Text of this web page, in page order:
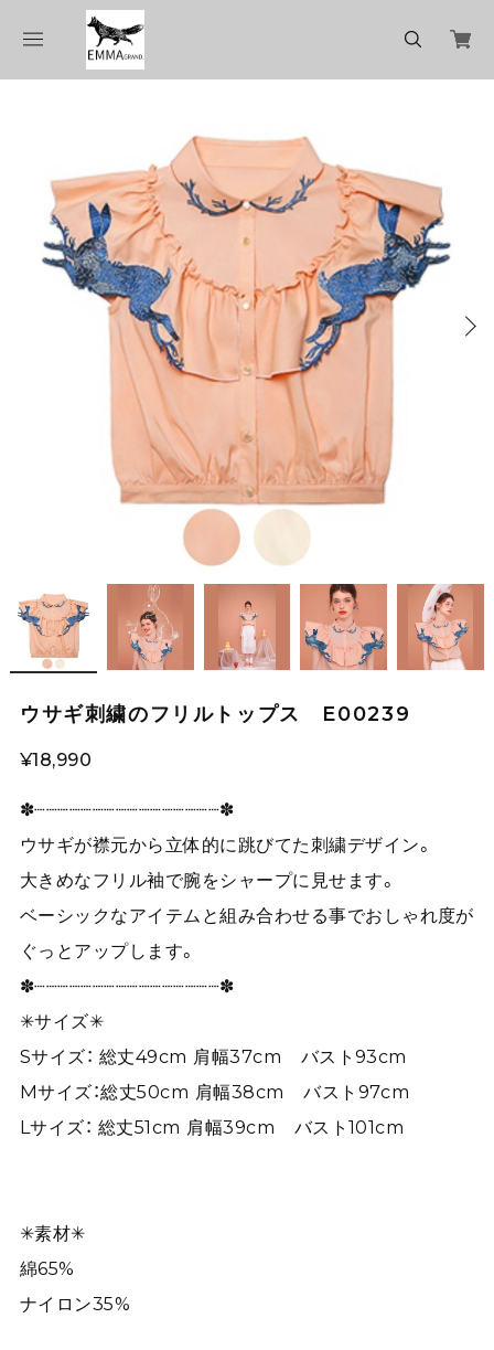
ウサギ刺繍のフリルトップス E00239
¥18,990
✽┈┈┈┈┈┈┈┈┈┈┈┈┈┈┈┈✽
ウサギが襟元から立体的に跳びてた刺繍デザイン。
大きめなフリル袖で腕をシャープに見せます。
ベーシックなアイテムと組み合わせる事でおしゃれ度が
ぐっとアップします。
✽┈┈┈┈┈┈┈┈┈┈┈┈┈┈┈┈✽
✳︎サイズ✳︎
Sサイズ： 総丈49cm 肩幅37cm バスト93cm
Mサイズ：総丈50cm 肩幅38cm バスト97cm
Lサイズ： 総丈51cm 肩幅39cm バスト101cm
✳︎素材✳︎
綿65%
ナイロン35%